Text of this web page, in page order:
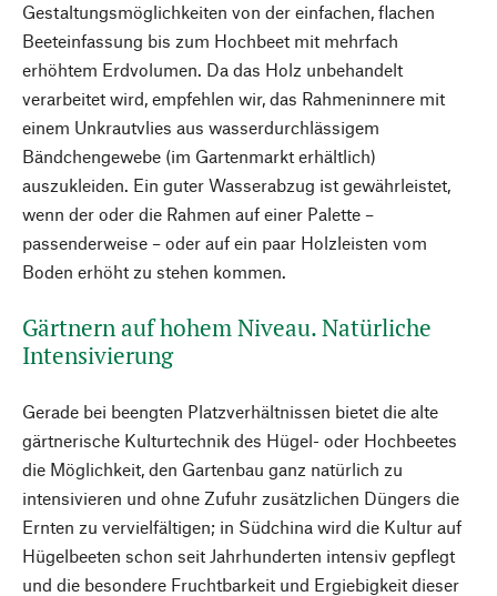
Gestaltungsmöglichkeiten von der einfachen, flachen
Beeteinfassung bis zum Hochbeet mit mehrfach
erhöhtem Erdvolumen. Da das Holz unbehandelt
verarbeitet wird, empfehlen wir, das Rahmeninnere mit
einem Unkrautvlies aus wasserdurchlässigem
Bändchengewebe (im Gartenmarkt erhältlich)
auszukleiden. Ein guter Wasserabzug ist gewährleistet,
wenn der oder die Rahmen auf einer Palette –
passenderweise – oder auf ein paar Holzleisten vom
Boden erhöht zu stehen kommen.
Gärtnern auf hohem Niveau. Natürliche
Intensivierung
Gerade bei beengten Platzverhältnissen bietet die alte
gärtnerische Kulturtechnik des Hügel- oder Hochbeetes
die Möglichkeit, den Gartenbau ganz natürlich zu
intensivieren und ohne Zufuhr zusätzlichen Düngers die
Ernten zu vervielfältigen; in Südchina wird die Kultur auf
Hügelbeeten schon seit Jahrhunderten intensiv gepflegt
und die besondere Fruchtbarkeit und Ergiebigkeit dieser